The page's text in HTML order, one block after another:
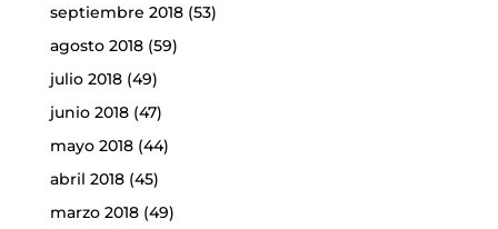
septiembre 2018(53)
agosto 2018(59)
julio 2018(49)
junio 2018(47)
mayo 2018(44)
abril 2018(45)
marzo 2018(49)